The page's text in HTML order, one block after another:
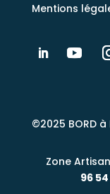
Mentions
©2025 BORD
Zone
96 54